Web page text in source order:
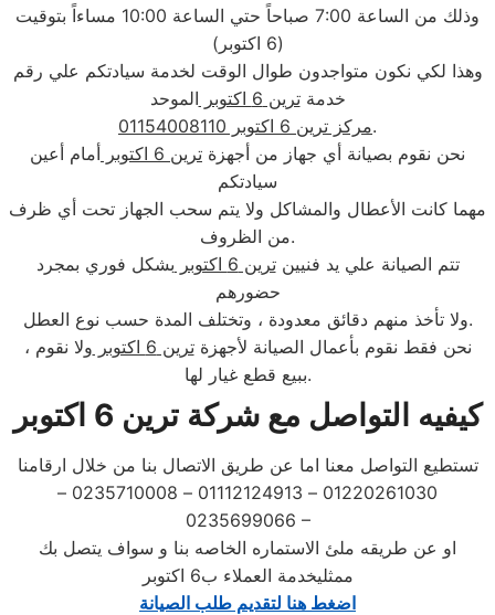
وذلك من الساعة 7:00 صباحاً حتي الساعة 10:00 مساءاً بتوقيت
(6 اكتوبر)
وهذا لكي نكون متواجدون طوال الوقت لخدمة سيادتكم علي رقم
خدمةترين 6 اكتوبر
الموحد
مركز ترين 6 اكتوبر 01154008110.
نحن نقوم بصيانة أي جهاز من أجهزة ترين 6 اكتوبر
أمام أعين
سيادتكم
مهما كانت الأعطال والمشاكل ولا يتم سحب الجهاز تحت أي ظرف
من الظروف.
تتم الصيانة علي يد فنيينترين 6 اكتوبر
بشكل فوري بمجرد
حضورهم
ولا تأخذ منهم دقائق معدودة ، وتختلف المدة حسب نوع العطل.
، نحن فقط نقوم بأعمال الصيانة لأجهزةترين 6 اكتوبر
ولا نقوم
ببيع قطع غيار لها.
كيفيه التواصل مع شركة ترين 6 اكتوبر
تستطيع التواصل معنا اما عن طريق الاتصال بنا من خلال ارقامنا
01220261030 – 01112124913 – 0235710008 –
0235699066 –
او عن طريقه ملئ الاستماره الخاصه بنا و سواف يتصل بك
ممثليخدمة العملاء ب6 اكتوبر
اضغط هنا لتقديم طلب الصيانة